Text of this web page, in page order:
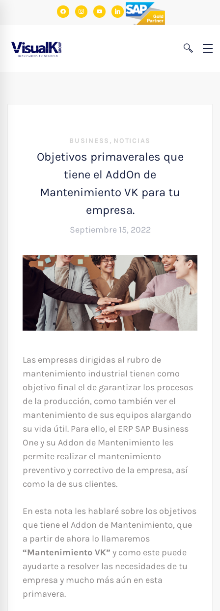
facebookinstagram
youtubelinkedin
BUSINESS , NOTICIAS
Objetivos primaverales que
tiene el AddOn de
Mantenimiento VK para tu
empresa.
Septiembre 15, 2022
Las empresas dirigidas al rubro de
mantenimiento industrial tienen como
objetivo final el de garantizar los procesos
de la producción, como también ver el
mantenimiento de sus equipos alargando
su vida útil. Para ello, el ERP SAP Business
One y su Addon de Mantenimiento les
permite realizar el mantenimiento
preventivo y correctivo de la empresa, así
como la de sus clientes.
En esta nota les hablaré sobre los objetivos
que tiene el Addon de Mantenimiento, que
a partir de ahora lo llamaremos
“Mantenimiento VK” y como este puede
ayudarte a resolver las necesidades de tu
empresa y mucho más aún en esta
primavera.